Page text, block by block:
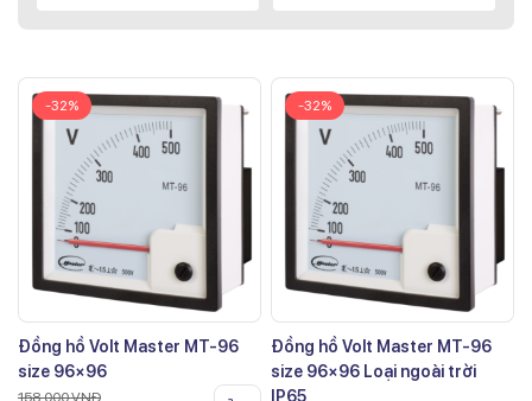
-32%
Đồng hồ Volt Master MT-96
size 96×96
158.000VNĐ
-32%
Đồng hồ Volt Master MT-96
size 96×96 Loại ngoài trời
IP65